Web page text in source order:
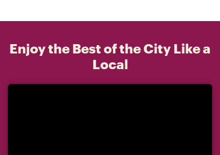
Enjoy the Best of the City Like a
Local